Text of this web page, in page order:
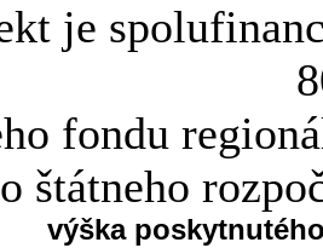
je
fondu
štátneho
výška